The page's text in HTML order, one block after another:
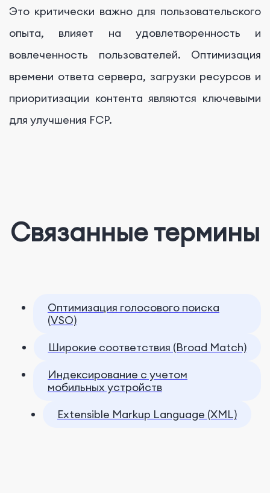
Это критически важно для пользовательского
опыта, влияет на удовлетворенность и
вовлеченность пользователей. Оптимизация
времени ответа сервера, загрузки ресурсов и
приоритизации контента являются ключевыми
для улучшения FCP.
Связанные термины
Оптимизация голосового поиска
(VSO)
Широкие соответствия (Broad Match)
Индексирование с учетом
мобильных устройств
Extensible Markup Language (XML)